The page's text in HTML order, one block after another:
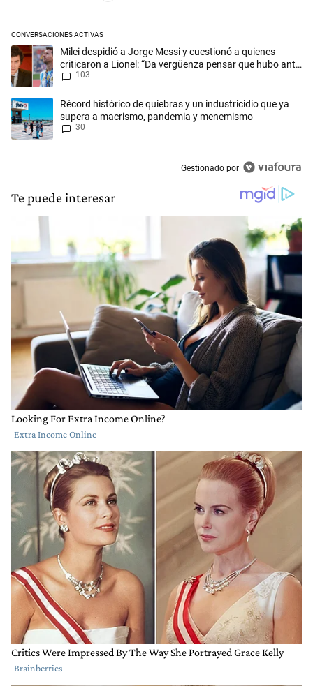
CONVERSACIONES ACTIVAS
Este listado muestra los artículos con más comentarios en los
Un artículo de tendencia con el título "Milei despidió a Jorge Messi y
Milei despidió a Jorge Messi y cuestionó a quienes
criticaron a Lionel: “Da vergüenza pensar que hubo anti-
Messi”
103
Un artículo de tendencia con el título "Récord histórico de quiebras y
Récord histórico de quiebras y un industricidio que ya
supera a macrismo, pandemia y menemismo
30
Gestionado por